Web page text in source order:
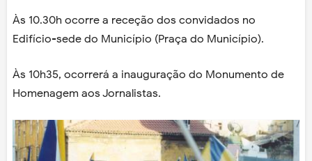
Às 10.30h ocorre a receção dos convidados no
Edifício-sede do Município (Praça do Município).
Às 10h35, ocorrerá a inauguração do Monumento de
Homenagem aos Jornalistas.